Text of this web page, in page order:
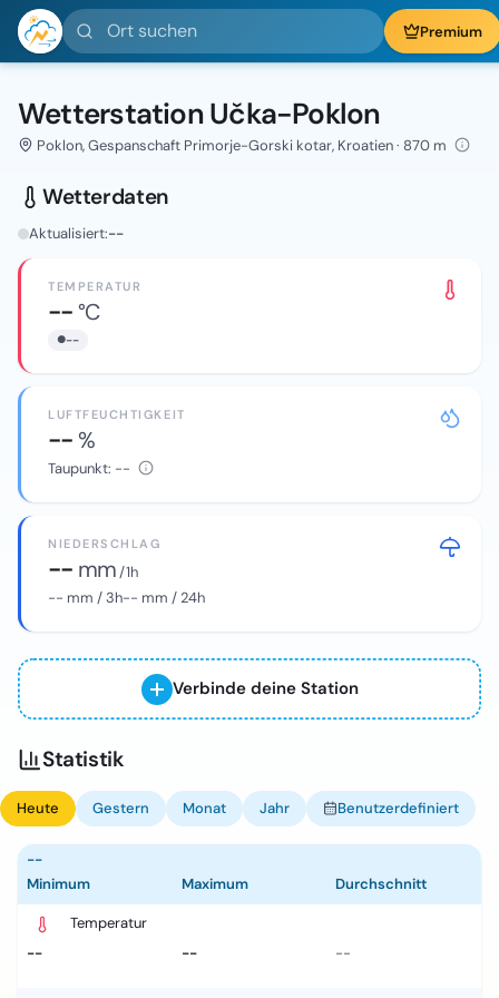
Ort suchen Premium
Wetterstation Učka-Poklon
Poklon, Gespanschaft Primorje-Gorski kotar, Kroatien · 870 m
Wetterdaten
Aktualisiert:--
TEMPERATUR
--°C
--
LUFTFEUCHTIGKEIT
--%
Taupunkt: --
NIEDERSCHLAG
-- mm/ 1h
-- mm / 3h-- mm / 24h
Verbinde deine Station
Statistik
Heute Gestern Monat Jahr Benutzerdefiniert
--
Minimum
Maximum Durchschnitt
Temperatur
--
-- --